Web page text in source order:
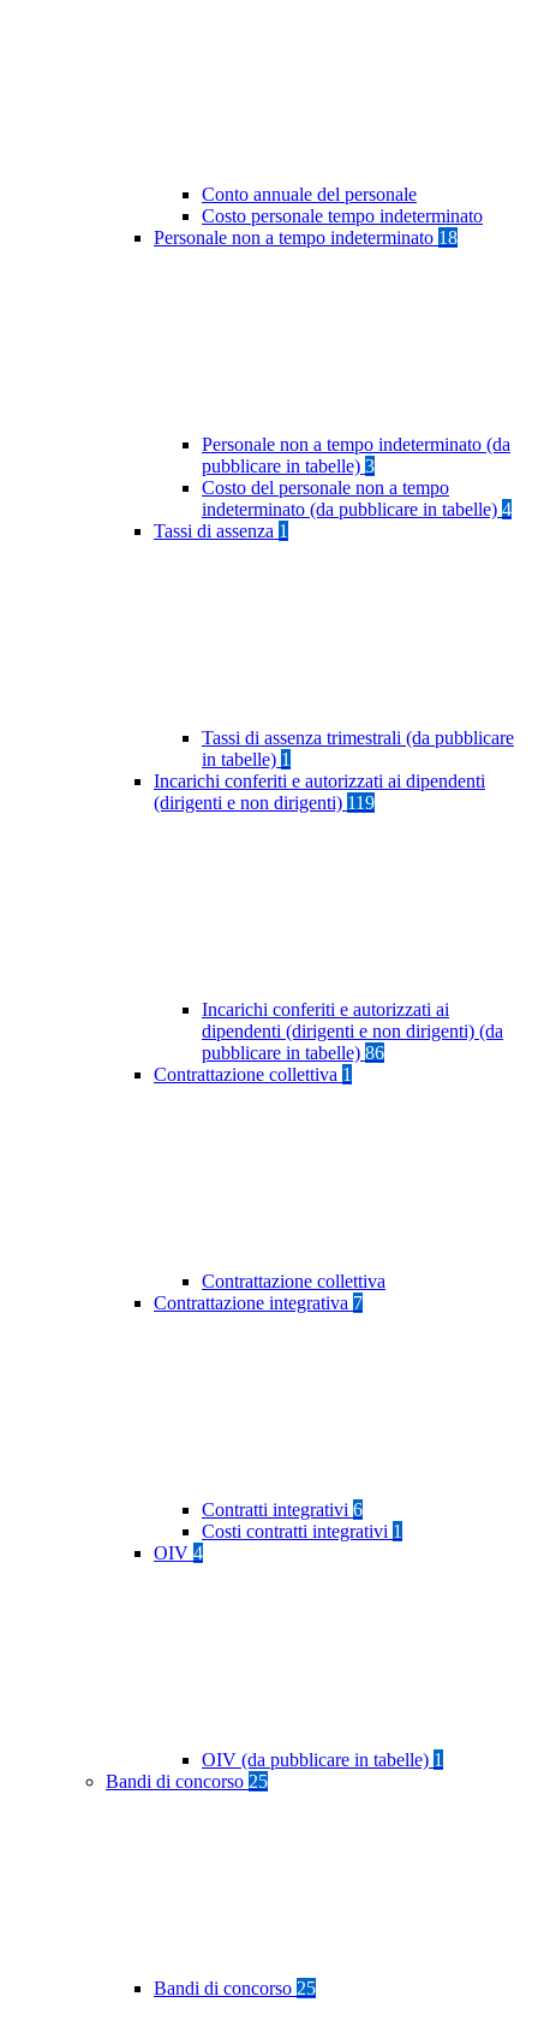
Conto annuale del personale
Costo personale tempo indeterminato
Personale non a tempo indeterminato 18
Personale non a tempo indeterminato (da
pubblicare in tabelle) 3
Costo del personale non a tempo
indeterminato (da pubblicare in tabelle) 4
Tassi di assenza 1
Tassi di assenza trimestrali (da pubblicare
in tabelle) 1
Incarichi conferiti e autorizzati ai dipendenti
(dirigenti e non dirigenti) 119
Incarichi conferiti e autorizzati ai
dipendenti (dirigenti e non dirigenti) (da
pubblicare in tabelle) 86
Contrattazione collettiva 1
Contrattazione collettiva
Contrattazione integrativa 7
Contratti integrativi 6
Costi contratti integrativi 1
OIV 4
OIV (da pubblicare in tabelle) 1
Bandi di concorso 25
Bandi di concorso 25